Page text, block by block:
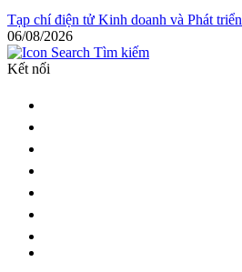
Tạp chí điện tử Kinh doanh và Phát triển
06/08/2026
Tìm kiếm
Kết nối